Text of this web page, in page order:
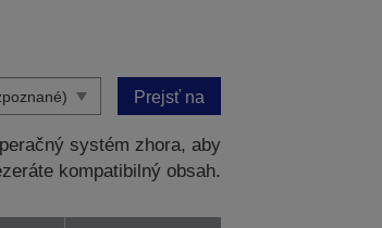
Prejsť na
systém zhora, aby
kompatibilný obsah.